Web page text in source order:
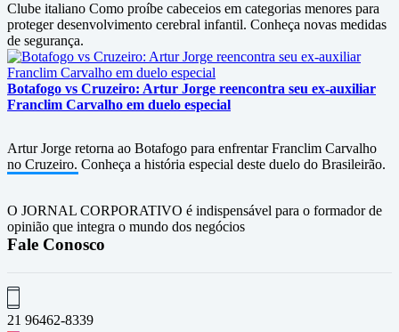
Clube italiano Como proíbe cabeceios em categorias menores para
proteger desenvolvimento cerebral infantil. Conheça novas medidas
de segurança.
Botafogo vs Cruzeiro: Artur Jorge reencontra seu ex-auxiliar
Franclim Carvalho em duelo especial
Artur Jorge retorna ao Botafogo para enfrentar Franclim Carvalho
no Cruzeiro. Conheça a história especial deste duelo do Brasileirão.
O JORNAL CORPORATIVO é indispensável para o formador de
opinião que integra o mundo dos negócios
Fale Conosco
21 96462-8339